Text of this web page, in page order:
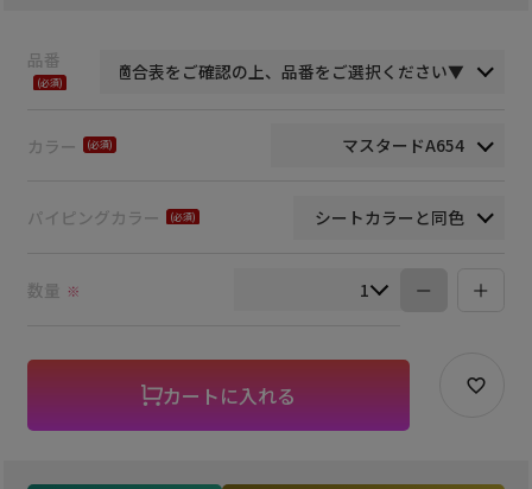
品番
カラー
パイピングカラー
数量 ※
カートに入れる